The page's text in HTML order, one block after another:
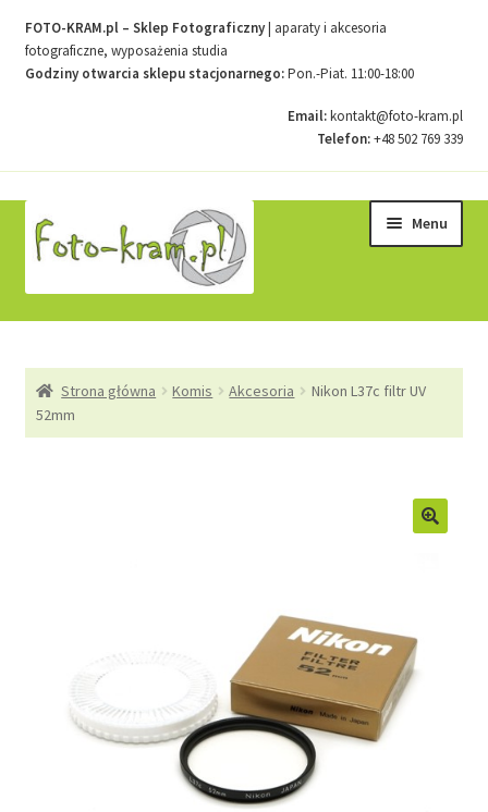
FOTO-KRAM.pl – Sklep Fotograficzny| aparaty i akcesoria
fotograficzne, wyposażenia studia
Godziny otwarcia sklepu stacjonarnego:Pon.-Piat. 11:00-18:00
Email:kontakt@foto-kram.pl
Telefon:+48 502 769 339
do
nawigacji
do
treści
Menu
Kontakt
Strona główna Komis Akcesoria
Nikon L37c filtr UV
52mm